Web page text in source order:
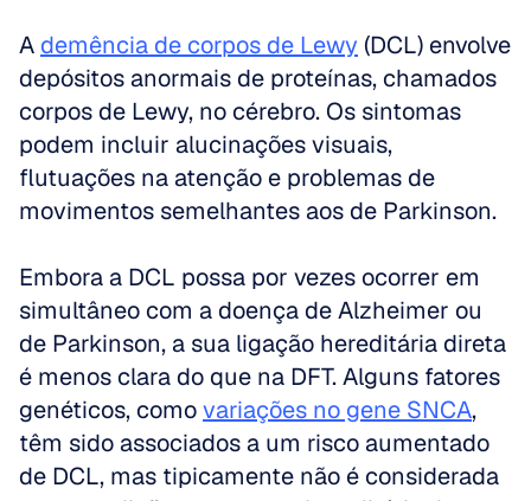
A demência de corpos de Lewy (DCL) envolve
depósitos anormais de proteínas, chamados
corpos de Lewy, no cérebro. Os sintomas
podem incluir alucinações visuais,
flutuações na atenção e problemas de
movimentos semelhantes aos de Parkinson.
Embora a DCL possa por vezes ocorrer em
simultâneo com a doença de Alzheimer ou
de Parkinson, a sua ligação hereditária direta
é menos clara do que na DFT. Alguns fatores
genéticos, como variações no gene SNCA,
têm sido associados a um risco aumentado
de DCL, mas tipicamente não é considerada